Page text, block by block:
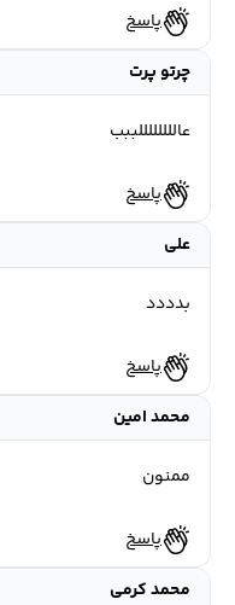
پاسخ
چرتو پرت
عاللللللللببب
پاسخ
علی
بدددد
پاسخ
محمد امین
ممنون
پاسخ
محمد کرمی